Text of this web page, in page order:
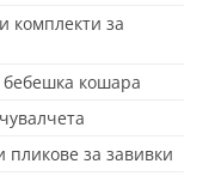
комплекти за
кошара
пликове за завивки